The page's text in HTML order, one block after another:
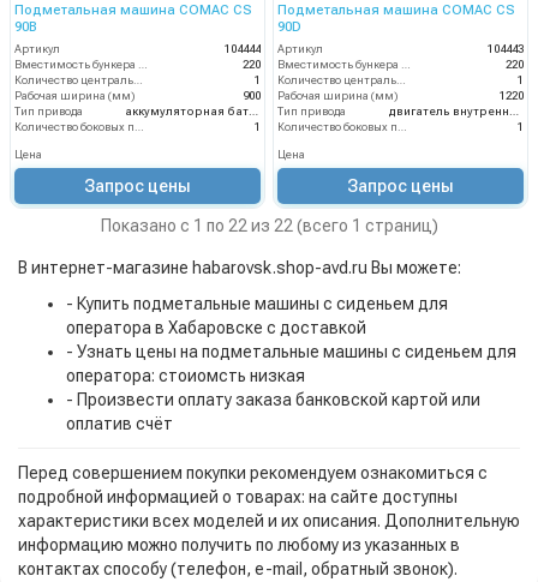
Подметальная машина COMAC CS
90B
Артикул
104444
220
1
Рабочая ширина (мм)
900
Тип привода
1
Цена
Запрос цены
Подметальная машина COMAC CS
90D
Артикул
104443
220
1
Рабочая ширина (мм)
1220
Тип привода
1
Цена
Запрос цены
Показано с 1 по 22 из 22 (всего 1 страниц)
В интернет-магазине habarovsk.shop-avd.ru Вы можете:
- Купить подметальные машины с сиденьем для
оператора в Хабаровске с доставкой
- Узнать цены на подметальные машины с сиденьем для
оператора: стоиомсть низкая
- Произвести оплату заказа банковской картой или
оплатив счёт
Перед совершением покупки рекомендуем ознакомиться с
подробной информацией о товарах: на сайте доступны
характеристики всех моделей и их описания. Дополнительную
информацию можно получить по любому из указанных в
контактах способу (телефон, e-mail, обратный звонок).